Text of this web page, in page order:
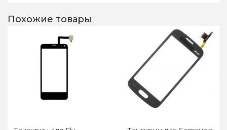
Похожие товары